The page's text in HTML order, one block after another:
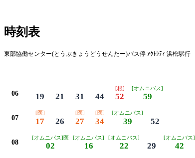
時刻表
東部協働センター(とうぶきょうどうせんたー)バス停 ｱｸﾄｼﾃｨ 浜松駅行
06 19 21 31 44
[根]
52
[オムニバス]
59
07
[医]
17 26
[医]
27
[医]
34
[オムニバス]
39 52
08
[オムニバス]医
02
[オムニバス]
16
[オムニバス]
22 29
[オムニバス]
42